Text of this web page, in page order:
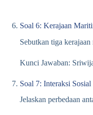
Soal 6: Kerajaan
Sebutkan tiga
Kunci Jawaban:
Soal 7: Interaksi Sosial
Jelaskan perbedaan